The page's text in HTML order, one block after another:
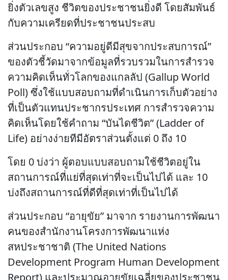
ยิ่งตัวเลขสูง ชีวิตของประชาชนยิ่งดี โดยสัมพันธ์
กับความเครียดที่ประชาชนประสบ
ส่วนประกอบ “ความอยู่ดีมีสุขจากประสบการณ์”
ของตัวชี้วัดมาจากข้อมูลที่รวบรวมในการสำรวจ
ความคิดเห็นทั่วโลกของแกลลัป (Gallup World
Poll) ซึ่งใช้แบบสอบถามที่ดำเนินการเก็บตัวอย่าง
ที่เป็นตัวแทนประชากรประเทศ การสำรวจความ
คิดเห็นโดยใช้คำถาม “บันไดชีวิต” (Ladder of
Life) อย่างง่ายทีมีอัตราส่วนตั้งแต่ 0 ถึง 10
โดย 0 บ่งว่า ผู้ตอบแบบสอบถามใช้ชีวิตอยู่ใน
สถานการณ์ที่แย่ที่สุดเท่าที่จะเป็นไปได้ และ 10
บ่งถึงสถานการณ์ที่ดีที่สุดเท่าที่เป็นไปได้
ส่วนประกอบ “อายุขัย” มาจาก รายงานการพัฒนา
คนของสำนักงานโครงการพัฒนาแห่ง
สหประชาชาติ (The United Nations
Development Program Human Development
Report) และประมาณอายุขัยเฉลี่ยของประชาชน